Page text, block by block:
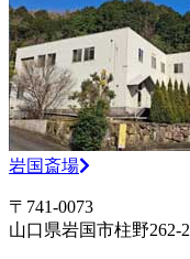
岩国斎場
〒741-0073
山口県岩国市柱野262-2